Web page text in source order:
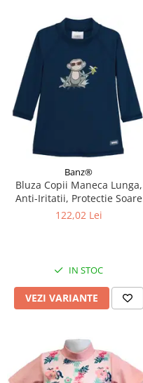
Banz®
Bluza Copii Maneca Lunga,
Anti-Iritatii, Protectie Soare
UPF50+, Navy Jungle, Diverse
122,02 Lei
IN STOC
VEZI VARIANTE